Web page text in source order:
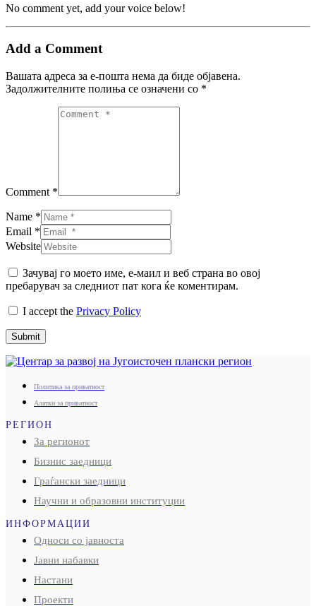
No comment yet, add your voice below!
Add a Comment
Вашата адреса за е-пошта нема да биде објавена.
Задолжителните полиња се означени со *
Comment *
Name *
Email *
Website
Зачувај го моето име, е-маил и веб страна во овој
пребарувач за следниот пат кога ќе коментирам.
I accept the Privacy Policy
Submit
Политика за приватност
Алатки за приватност
РЕГИОН
За регионот
Бизнис заедници
Граѓански заедници
Научни и образовни институции
ИНФОРМАЦИИ
Односи со јавноста
Јавни набавки
Настани
Проекти